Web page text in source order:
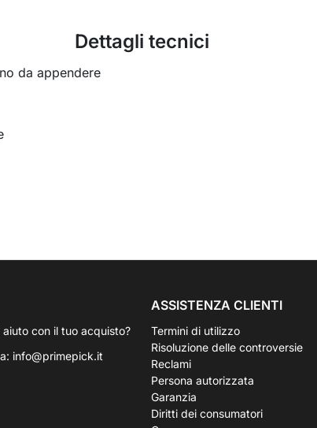
Dettagli tecnici
da appendere
aiuto con il tuo acquisto?
info@primepick.it
ASSISTENZA CLIENTI
Termini di utilizzo
Risoluzione delle controversie
Reclami
Persona autorizzata
Garanzia
Diritti dei consumatori